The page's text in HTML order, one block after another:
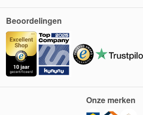
Beoordelingen
Onze merken